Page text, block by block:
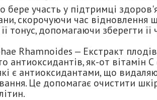
бере участь у підтримці
скорочуючи час відновлення
тонус, допомагаючи зберегти її
Rhamnoides — Екстракт
антиоксидантів, як-от вітамін
є антиоксидантами, що
Це допомагає очистити